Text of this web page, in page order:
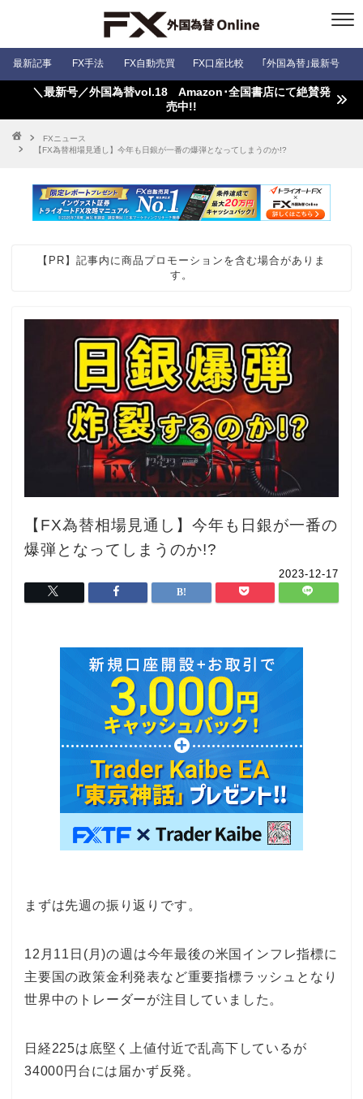
最新記事 FX手法 FX自動売買 FX口座比較 ｢外国為替｣最新号
＼最新号／外国為替vol.18 Amazon･全国書店にて絶賛発
売中!!
FXニュース
【FX為替相場見通し】今年も日銀が一番の爆弾となってしまうのか!?
【PR】記事内に商品プロモーションを含む場合がありま
す。
【FX為替相場見通し】今年も日銀が一番の
爆弾となってしまうのか!?
2023-12-17
まずは先週の振り返りです。
12月11日(月)の週は今年最後の米国インフレ指標に
主要国の政策金利発表など重要指標ラッシュとなり
世界中のトレーダーが注目していました。
日経225は底堅く上値付近で乱高下しているが
34000円台には届かず反発。